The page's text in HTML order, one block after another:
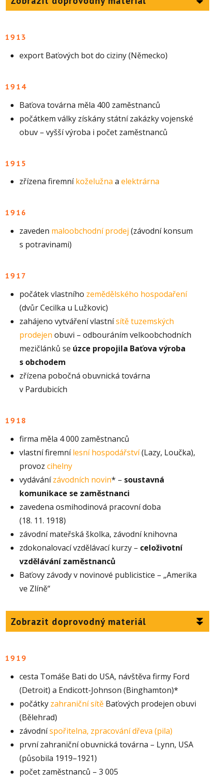
1913
export Baťových bot do ciziny (Německo)
1914
Baťova továrna měla 400 zaměstnanců
počátkem války získány státní zakázky vojenské
obuv – vyšší výroba i počet zaměstnanců
1915
zřízena firemníkoželužna a elektrárna
1916
zaveden maloobchodní prodej (závodní konsum
s potravinami)
1917
počátek vlastního zemědělského hospodaření
(dvůr Cecilka u Lužkovic)
zahájeno vytváření vlastnísítě tuzemských
prodejen obuvi – odbouráním velkoobchodních
mezičlánků se úzce propojila Baťova výroba
s obchodem
zřízena pobočná obuvnická továrna
v Pardubicích
1918
firma měla 4 000 zaměstnanců
vlastní firemnílesní hospodářství(Lazy, Loučka),
provoz cihelny
vydávánízávodních novin* – soustavná
komunikace se zaměstnanci
zavedena osmihodinová pracovní doba
(18. 11. 1918)
závodní mateřská školka, závodní knihovna
zdokonalovací vzdělávací kurzy – celoživotní
vzdělávání zaměstnanců
Baťovy závody v novinové publicistice – „Amerika
ve Zlíně“
Zobrazit doprovodný materiál
1919
cesta Tomáše Bati do USA, návštěva firmy Ford
(Detroit) a Endicott-Johnson (Binghamton)*
počátky zahraniční sítě Baťových prodejen obuvi
(Bělehrad)
závodníspořitelna, zpracování dřeva (pila)
první zahraniční obuvnická továrna – Lynn, USA
(působila 1919–1921)
počet zaměstnanců – 3 005